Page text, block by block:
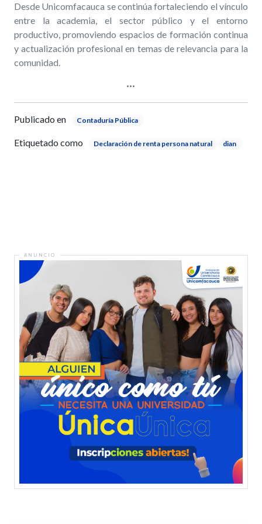
Desde Unicomfacauca se continúa fortaleciendo el vínculo
entre la academia, el sector público y el entorno
productivo, promoviendo espacios de formación continua
y actualización profesional en temas de relevancia para la
comunidad.
Publicado en Contaduría Pública
Etiquetado como Declaración de renta persona natural dian